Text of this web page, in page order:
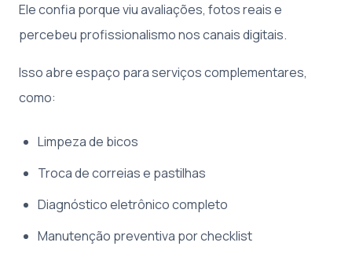
Ele confia porque viu avaliações, fotos reais e
percebeu profissionalismo nos canais digitais.
Isso abre espaço para serviços complementares,
como:
Limpeza de bicos
Troca de correias e pastilhas
Diagnóstico eletrônico completo
Manutenção preventiva por checklist